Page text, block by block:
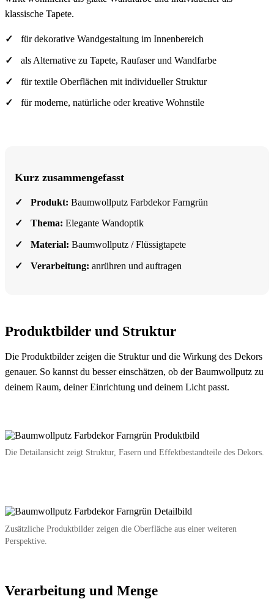
klassische Tapete.
für dekorative Wandgestaltung im Innenbereich
als Alternative zu Tapete, Raufaser und Wandfarbe
für textile Oberflächen mit individueller Struktur
für moderne, natürliche oder kreative Wohnstile
Kurz zusammengefasst
Produkt: Baumwollputz Farbdekor Farngrün
Thema: Elegante Wandoptik
Material: Baumwollputz / Flüssigtapete
Verarbeitung: anrühren und auftragen
Produktbilder und Struktur
Die Produktbilder zeigen die Struktur und die Wirkung des Dekors
genauer. So kannst du besser einschätzen, ob der Baumwollputz zu
deinem Raum, deiner Einrichtung und deinem Licht passt.
Die Detailansicht zeigt Struktur, Fasern und Effektbestandteile des Dekors.
Zusätzliche Produktbilder zeigen die Oberfläche aus einer weiteren
Perspektive.
Verarbeitung und Menge